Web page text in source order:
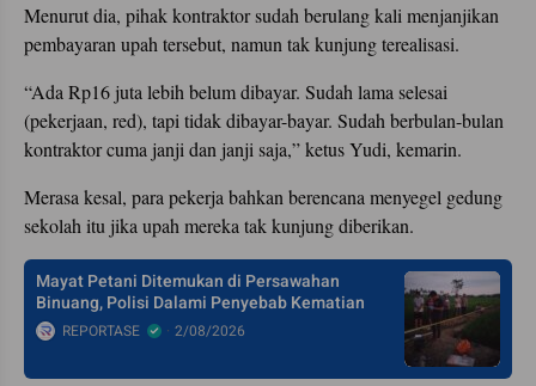
Menurut dia, pihak kontraktor sudah berulang kali menjanjikan
pembayaran upah tersebut, namun tak kunjung terealisasi.
“Ada Rp16 juta lebih belum dibayar. Sudah lama selesai
(pekerjaan, red), tapi tidak dibayar-bayar. Sudah berbulan-bulan
kontraktor cuma janji dan janji saja,” ketus Yudi, kemarin.
Merasa kesal, para pekerja bahkan berencana menyegel gedung
sekolah itu jika upah mereka tak kunjung diberikan.
Mayat Petani Ditemukan di Persawahan
Binuang, Polisi Dalami Penyebab Kematian
REPORTASE 2/08/2026